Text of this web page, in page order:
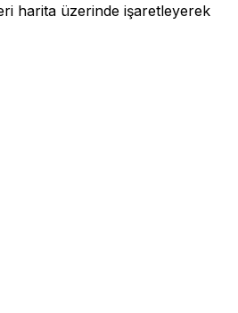
harita üzerinde işaretleyerek